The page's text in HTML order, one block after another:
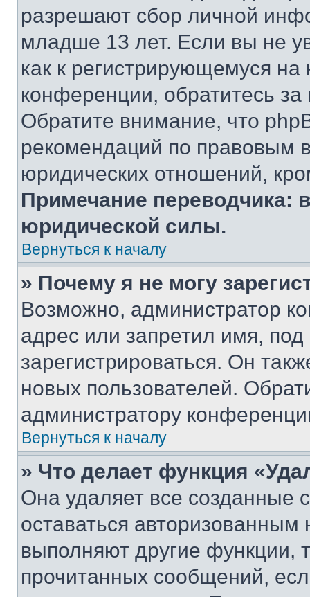
разрешают сбор личной
младше 13 лет. Если вы не
как к регистрирующемуся
конференции, обратитесь
Обратите внимание, что
рекомендаций по правовым
юридических отношений,
Примечание переводчика:
юридической силы.
Вернуться к началу
» Почему я не могу
Возможно, администратор
адрес или запретил имя,
зарегистрироваться. Он
новых пользователей.
администратору
Вернуться к началу
» Что делает функция
Она удаляет все созданные
оставаться
выполняют другие функции,
прочитанных сообщений,